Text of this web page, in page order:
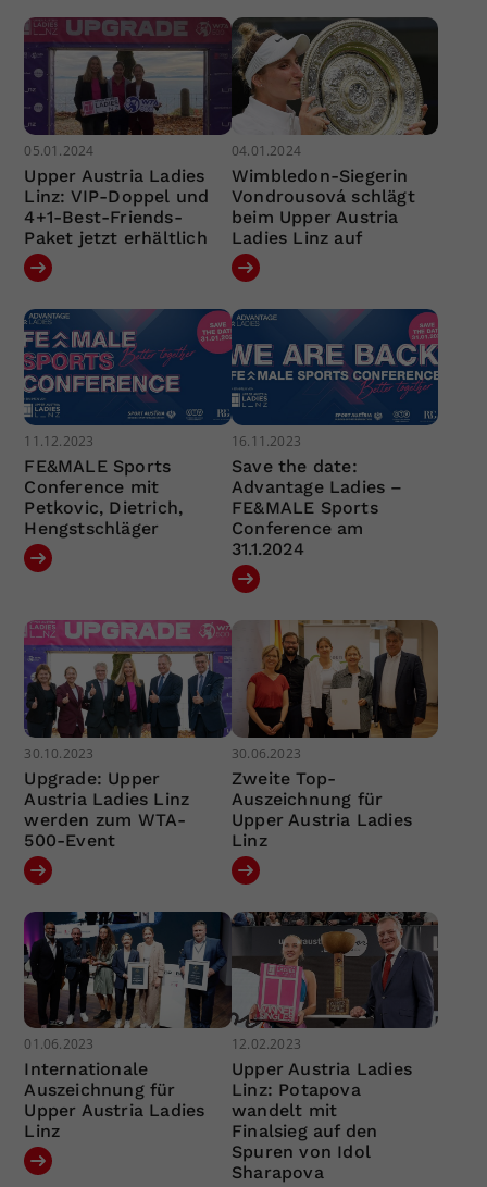
05.01.2024
Upper Austria Ladies
Linz: VIP-Doppel und
4+1-Best-Friends-
Paket jetzt erhältlich
04.01.2024
Wimbledon-Siegerin
Vondrousová schlägt
beim Upper Austria
Ladies Linz auf
11.12.2023
FE&MALE Sports
Conference mit
Petkovic, Dietrich,
Hengstschläger
16.11.2023
Save the date:
Advantage Ladies –
FE&MALE Sports
Conference am
31.1.2024
30.10.2023
Upgrade: Upper
Austria Ladies Linz
werden zum WTA-
500-Event
30.06.2023
Zweite Top-
Auszeichnung für
Upper Austria Ladies
Linz
01.06.2023
Internationale
Auszeichnung für
Upper Austria Ladies
Linz
12.02.2023
Upper Austria Ladies
Linz: Potapova
wandelt mit
Finalsieg auf den
Spuren von Idol
Sharapova